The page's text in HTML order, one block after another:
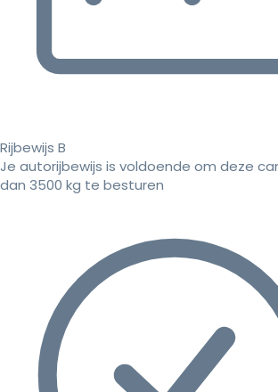
Rijbewijs B
Je autorijbewijs is voldoende om deze
dan 3500 kg te besturen